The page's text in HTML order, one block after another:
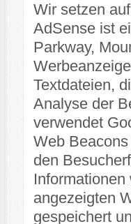
Wir setzen
AdSense ist
Parkway,
Textdateien,
Analyse der
verwendet
Web
den
angezeigten
gespeichert